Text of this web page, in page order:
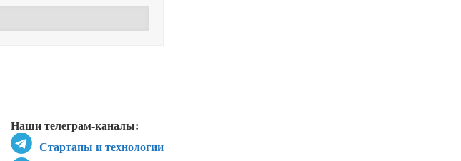
Наши телеграм-каналы:
Стартапы и технологии